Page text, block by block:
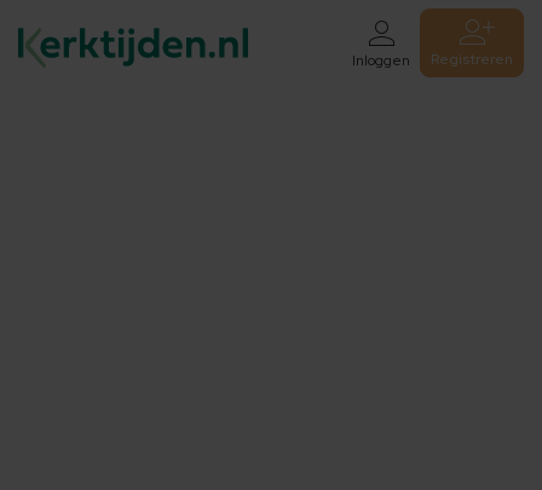
Inloggen Registreren